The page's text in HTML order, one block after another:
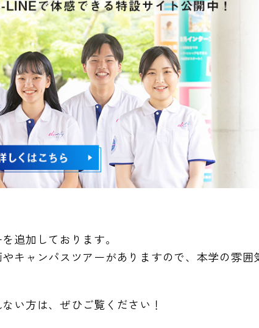
追加しております。
キャンパスツアーがありますので、本学の雰囲
い方は、ぜひご覧ください！